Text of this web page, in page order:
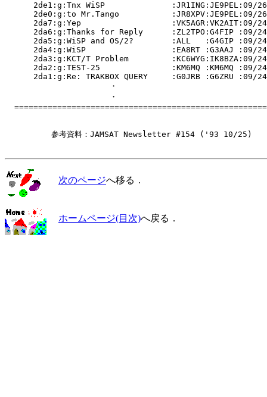
2de1:g:Tnx WiSP              :JR1ING:JE9PEL:09/
2de0:g:to Mr.Tango           :JR8XPV:JE9PEL:09/
2da7:g:Yep                   :VK5AGR:VK2AIT:09/
2da6:g:Thanks for Reply      :ZL2TPO:G4FIP :09/
2da5:g:WiSP and OS/2?        :ALL   :G4GIP :09/
2da4:g:WiSP                  :EA8RT :G3AAJ :09/
2da3:g:KCT/T Problem         :KC6WYG:IK8BZA:09/
2da2:g:TEST-25               :KM6MQ :KM6MQ :09/
2da1:g:Re: TRAKBOX QUERY     :G0JRB :G6ZRU :09/
                      ・
                      ・
参考資料：JAMSAT Newsletter #154 ('93 10/25)
次のページへ移る．
ホームページ(目次)へ戻る．